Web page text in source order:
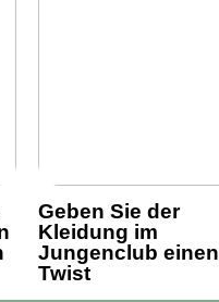
Geben Sie der
Kleidung im
Jungenclub einen
Twist